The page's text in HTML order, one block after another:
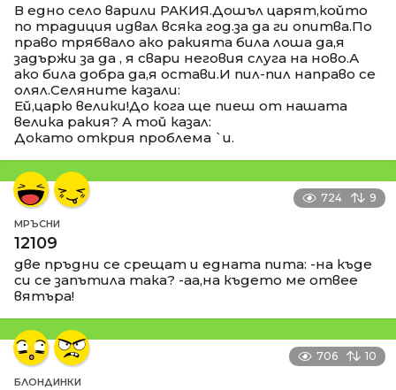
В едно село варили РАКИЯ.Дошъл царят,който
по традиция идвал всяка год.за да ги опитва.По
право трябвало ако ракията била лоша да,я
задържи за да , я свари неговия слуга на ново.А
ако била добра да,я остави.И пил-пил направо се
олял.Селяните казали:
Ей,царю велики!До кога ще пиеш от нашата
велика ракия? А той казал:
Докато открия проблема `и.
724 9
МРЪСНИ
12109
две пръдни се срещат и едната пита: -на къде
си се запътила така? -аа,на където ме отвее
вятъра!
706 10
БЛОНДИНКИ